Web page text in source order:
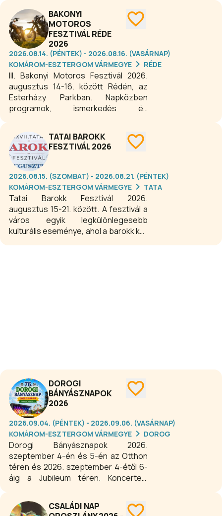
BAKONYI
MOTOROS
FESZTIVÁL RÉDE
2026
2026.08.14. (PÉNTEK) - 2026.08.16. (VASÁRNAP)
KOMÁROM-ESZTERGOM VÁRMEGYE
RÉDE
III. Bakonyi Motoros Fesztivál 2026.
augusztus 14-16. között Rédén, az
Esterházy Parkban. Napközben
programok, ismerkedés és
koncertek, party sátor, hajnalig tartó
bulik.
TATAI BAROKK
FESZTIVÁL 2026
2026.08.15. (SZOMBAT) - 2026.08.21. (PÉNTEK)
KOMÁROM-ESZTERGOM VÁRMEGYE
TATA
Tatai Barokk Fesztivál 2026.
augusztus 15-21. között. A fesztivál a
város egyik legkülönlegesebb
kulturális eseménye, ahol a barokk kor
DOROGI
BÁNYÁSZNAPOK
2026
2026.09.04. (PÉNTEK) - 2026.09.06. (VASÁRNAP)
KOMÁROM-ESZTERGOM VÁRMEGYE
DOROG
Dorogi Bányásznapok 2026.
szeptember 4-én és 5-én az Otthon
téren és 2026. szeptember 4-étől 6-
áig a Jubileum téren. Koncertek,
finom ételek és a jól ismert
bányásznapi hangulat vár mindenkit.
CSALÁDI NAP